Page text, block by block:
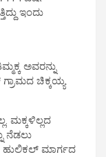
ಇಂದು
ಅವರನ್ನು
ಚಿಕ್ಕಯ್ಯ
ಮಕ್ಕಳಿಲ್ಲದ
ನೆಡಲು
ಹುಲಿಕಲ್ ಮಾರ್ಗದ